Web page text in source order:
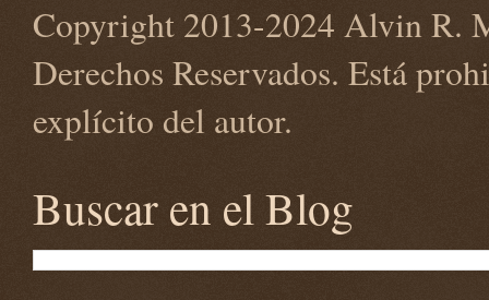
Copyright 2013-2024 Alvin R.
Derechos Reservados. Está
explícito del autor.
Buscar en el Blog